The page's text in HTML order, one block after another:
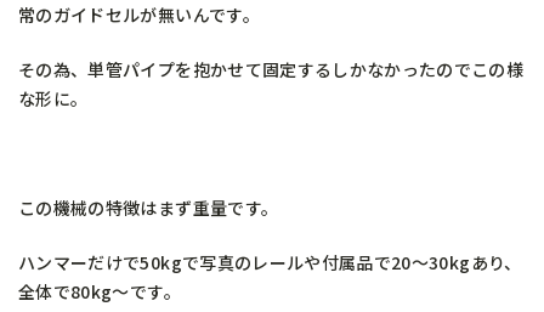
常のガイドセルが無いんです。
その為、単管パイプを抱かせて固定するしかなかったのでこの様
な形に。
この機械の特徴はまず重量です。
ハンマーだけで50kgで写真のレールや付属品で20～30kgあり、
全体で80kg～です。